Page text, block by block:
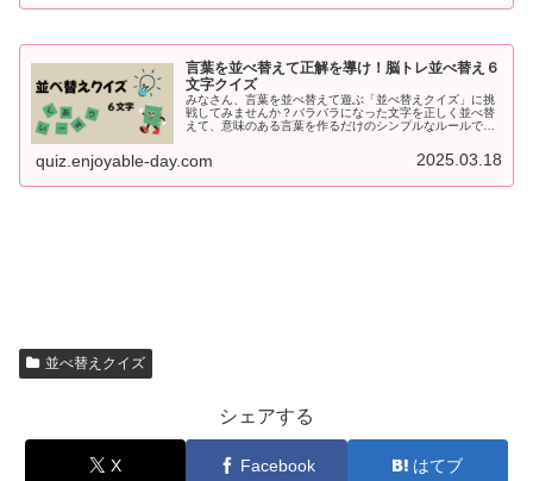
言葉を並べ替えて正解を導け！脳トレ並べ替え６
文字クイズ
みなさん、言葉を並べ替えて遊ぶ「並べ替えクイズ」に挑
戦してみませんか？バラバラになった文字を正しく並べ替
えて、意味のある言葉を作るだけのシンプルなルールです
quiz.enjoyable-day.com 2025.03.18
並べ替えクイズ
シェアする
X Facebook はてブ